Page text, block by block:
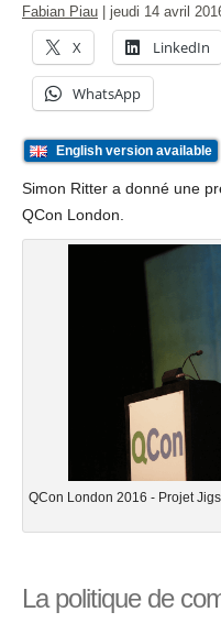
Fabian Piau jeudi 14 avril
X LinkedIn
WhatsApp
English version available
Simon Ritter a donné une
QCon London.
QCon London 2016 - Projet
La politique de